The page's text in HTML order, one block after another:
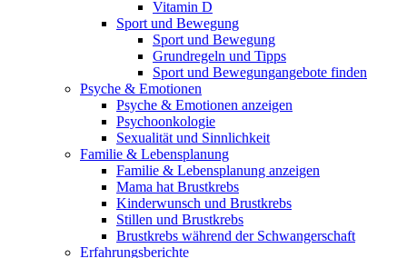
Vitamin D
Sport und Bewegung
Sport und Bewegung
Grundregeln und Tipps
Sport und Bewegungangebote finden
Psyche & Emotionen
Psyche & Emotionen anzeigen
Psychoonkologie
Sexualität und Sinnlichkeit
Familie & Lebensplanung
Familie & Lebensplanung anzeigen
Mama hat Brustkrebs
Kinderwunsch und Brustkrebs
Stillen und Brustkrebs
Brustkrebs während der Schwangerschaft
Erfahrungsberichte